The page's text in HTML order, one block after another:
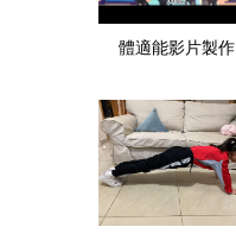
體適能影片製作